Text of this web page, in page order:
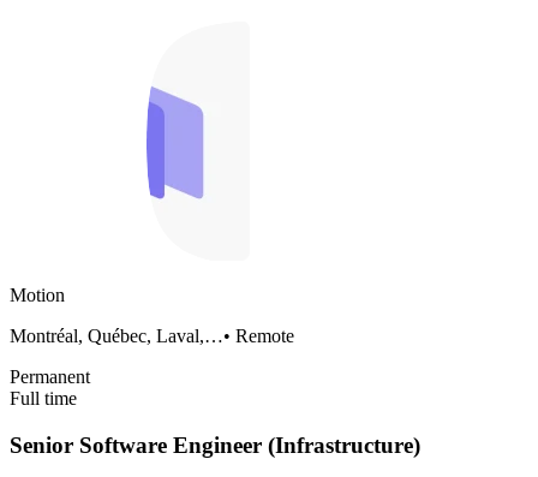
Motion
Montréal, Québec, Laval,…• Remote
Permanent
Full time
Senior Software Engineer (Infrastructure)